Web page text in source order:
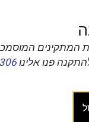
המתקינים
פנו אלינו